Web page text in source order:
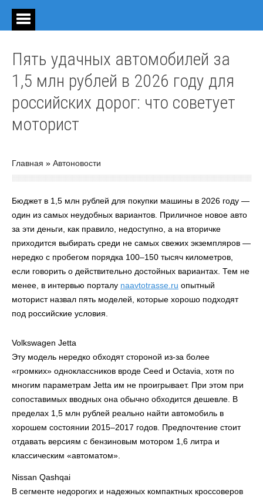
Пять удачных автомобилей за
1,5 млн рублей в 2026 году для
российских дорог: что советует
моторист
Главная » Автоновости
Бюджет в 1,5 млн рублей для покупки машины в 2026 году —
один из самых неудобных вариантов. Приличное новое авто
за эти деньги, как правило, недоступно, а на вторичке
приходится выбирать среди не самых свежих экземпляров —
нередко с пробегом порядка 100–150 тысяч километров,
если говорить о действительно достойных вариантах. Тем не
менее, в интервью порталу naavtotrasse.ru опытный
моторист назвал пять моделей, которые хорошо подходят
под российские условия.
Volkswagen Jetta
Эту модель нередко обходят стороной из‑за более
«громких» одноклассников вроде Ceed и Octavia, хотя по
многим параметрам Jetta им не проигрывает. При этом при
сопоставимых вводных она обычно обходится дешевле. В
пределах 1,5 млн рублей реально найти автомобиль в
хорошем состоянии 2015–2017 годов. Предпочтение стоит
отдавать версиям с бензиновым мотором 1,6 литра и
классическим «автоматом».
Nissan Qashqai
В сегменте недорогих и надежных компактных кроссоверов